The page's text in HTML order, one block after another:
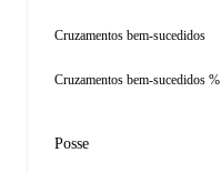
Cruzamentos bem-sucedidos
Cruzamentos bem-sucedidos %
Posse